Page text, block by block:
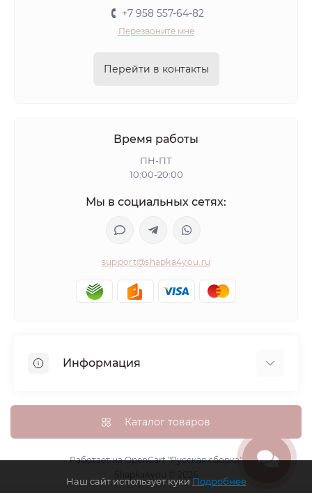
+7 958 557-64-82
Перезвоните мне
Перейти в контакты
Время работы
ПН-ПТ
10:00-20:00
Мы в социальных сетях:
support@shapka4you.ru
Информация
Доставка, оплата и бонусные баллы
Гарантия возврата
Политика конфиденциальности
Контакты
Каталог товаров
Работает наOpenCart "Русская сборка"
Наш сайт использует куки Подробнее